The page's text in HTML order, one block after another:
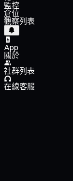
監控
倉位
觀察列表
App
關於
社群列表
在線客服